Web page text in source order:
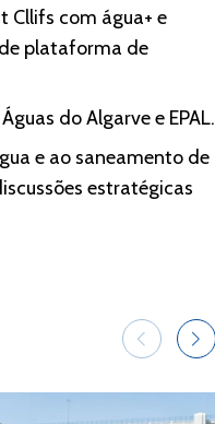
Cllifs com água+ e
plataforma de
do Algarve e EPAL.
e ao saneamento de
estratégicas